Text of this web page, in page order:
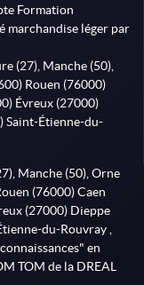
Formation
marchandise léger par
(27), Manche (50),
Rouen (76000)
Évreux (27000)
Saint-Étienne-du-
Manche (50), Orne
(76000) Caen
(27000) Dieppe
du-Rouvray ,
en
TOM de la DREAL